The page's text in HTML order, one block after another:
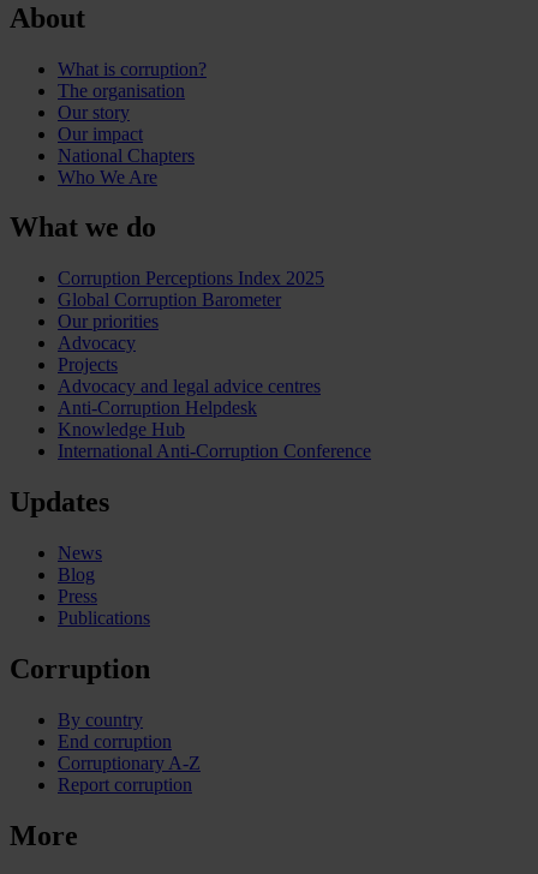
About
What is corruption?
The organisation
Our story
Our impact
National Chapters
Who We Are
What we do
Corruption Perceptions Index 2025
Global Corruption Barometer
Our priorities
Advocacy
Projects
Advocacy and legal advice centres
Anti-Corruption Helpdesk
Knowledge Hub
International Anti-Corruption Conference
Updates
News
Blog
Press
Publications
Corruption
By country
End corruption
Corruptionary A-Z
Report corruption
More